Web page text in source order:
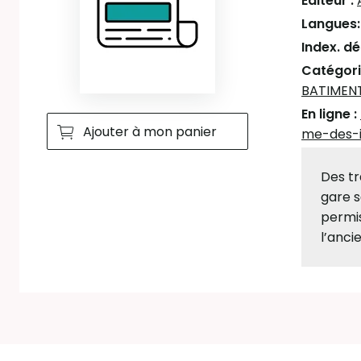
Ajouter à mon panier
Langues:
Index.
En ligne :
me-
Des
gare